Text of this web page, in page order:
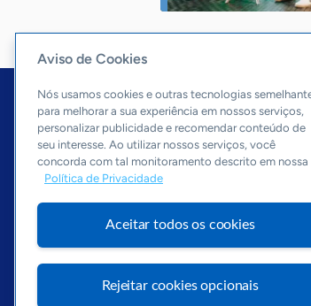
InícioRio Grande do
Editorias
Economia & Política
Aviso de Cookies
Nós usamos cookies e outras tecnologias
para melhorar a sua experiência em nossos serviços,
personalizar publicidade e recomendar conteúdo de
seu interesse. Ao utilizar nossos serviços, você
concorda com tal monitoramento descrito em nossa
Política de Privacidade
Aceitar todos os cookies
Rejeitar cookies opcionais